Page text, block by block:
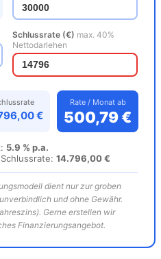
Schlussrate (€) max. 40%
Nettodarlehen
€
Rate / Monat ab
500,79 €
5.9 % p.a.
Schlussrate: 14.796,00 €
dient nur zur groben
und ohne Gewähr.
Gerne erstellen wir
Finanzierungsangebot.